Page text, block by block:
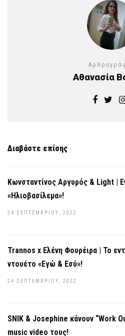
Αθανασία
Διαβάστε επίσης
Κωνσταντίνος Αργυρός & Light |
«Ηλιοβασίλεμα»!
24 ΣΕΠΤΕΜΒΡΊΟΥ, 2022
Trannos x Ελένη Φουρέιρα | Το
ντουέτο «Εγώ & Εσύ»!
24 ΣΕΠΤΕΜΒΡΊΟΥ, 2022
SNIK & Josephine κάνουν “Work
music video τους!